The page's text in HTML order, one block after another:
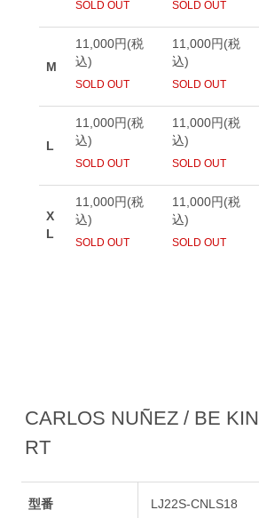
CARLOS NUÑEZ / BE
RT
型番 LJ22S-CNLS18